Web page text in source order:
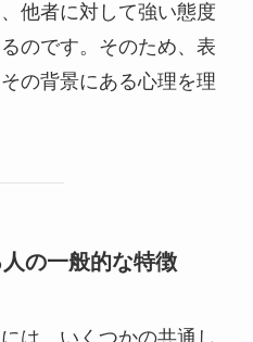
他者に対して強い態度
のです。そのため、表
の背景にある心理を理
の一般的な特徴
は、いくつかの共通し